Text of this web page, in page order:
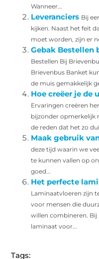
Wanneer...
Leveranciers Bij
kijken. Naast het feit
moet worden, zijn er
Gebak Bestellen
Bestellen Bij
Brievenbus Banket
de muis gemakkelijk
Hoe creëer je de
Ervaringen creëren
bijzonder opmerkelijk
de reden dat het zo
Maak gebruik
deze tijd waarin we
te kunnen vallen op
goed...
Het perfecte
Laminaatvloeren zijn
voor mensen die
willen combineren. Bij
laminaat voor...
Tags: